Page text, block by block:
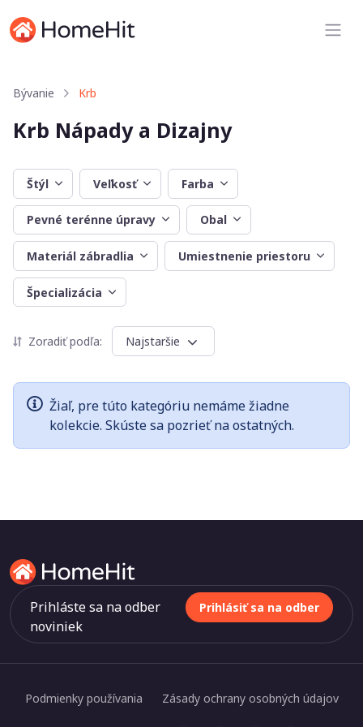
Bývanie Krb
Krb Nápady a Dizajny
Štýl Veľkosť Farba
Pevné terénne úpravy Obal
Materiál zábradlia Umiestnenie priestoru
Špecializácia
Zoradiť podľa: Najstaršie
Žiaľ, pre túto kategóriu nemáme žiadne
kolekcie. Skúste sa pozrieť na ostatných.
Prihláste sa na odber
noviniek
Prihlásiť sa na odber
Podmienky používania Zásady ochrany osobných údajov